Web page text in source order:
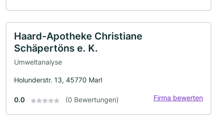
Haard-Apotheke Christiane
Schäpertöns e. K.
Umweltanalyse
Holunderstr. 13, 45770 Marl
0.0 (0 Bewertungen) Firma bewerten